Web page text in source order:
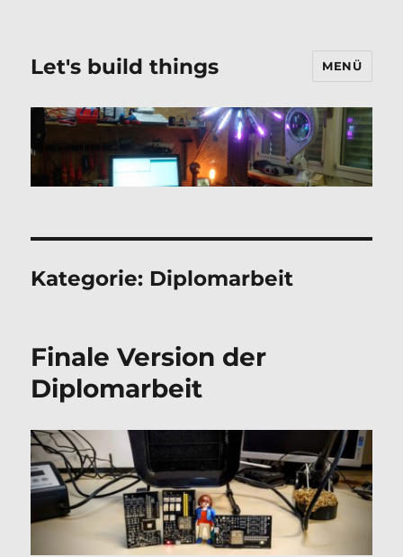
Let's build things MENÜ
Kategorie: Diplomarbeit
Finale Version der
Diplomarbeit